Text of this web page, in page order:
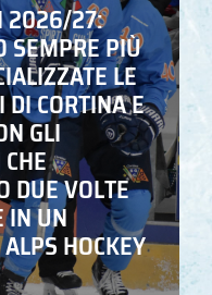
2026/27:
SEMPRE PIÙ
LE
CORTINA E
GLI
DUE VOLTE
IN UN
HOCKEY